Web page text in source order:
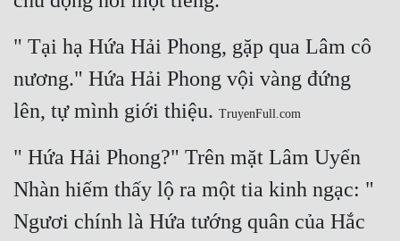
" Tại hạ Hứa Hải Phong, gặp qua Lâm cô
nương." Hứa Hải Phong vội vàng đứng
lên, tự mình giới thiệu. TruyenFull.com
" Hứa Hải Phong?" Trên mặt Lâm Uyển
Nhàn hiếm thấy lộ ra một tia kinh ngạc: "
Ngươi chính là Hứa tướng quân của Hắc